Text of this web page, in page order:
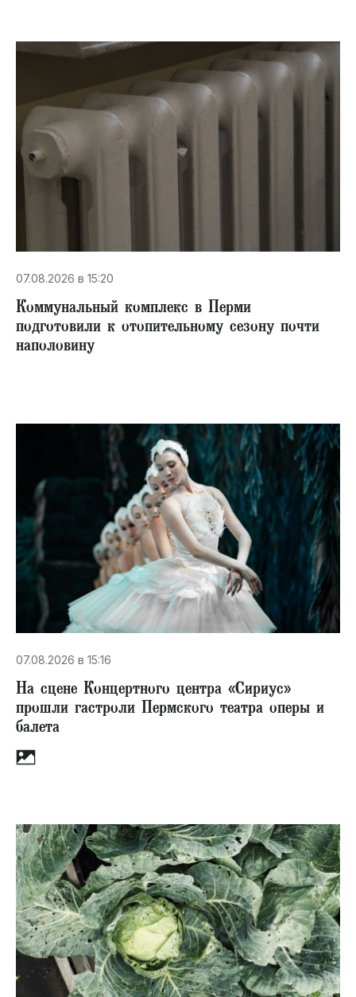
07.08.2026 в 15:20
Коммунальный комплекс в Перми
подготовили к отопительному сезону почти
наполовину
07.08.2026 в 15:16
На сцене Концертного центра «Сириус»
прошли гастроли Пермского театра оперы и
балета